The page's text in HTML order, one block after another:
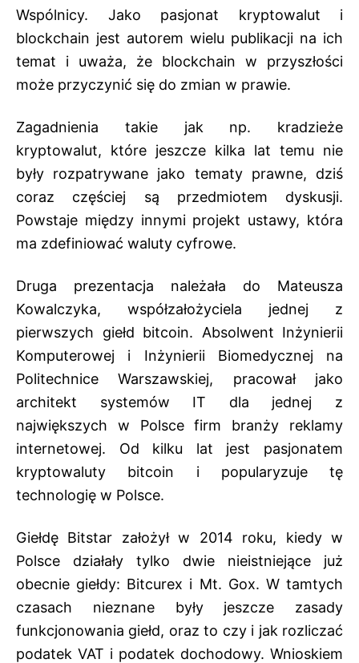
Wspólnicy. Jako pasjonat kryptowalut i
blockchain jest autorem wielu publikacji na ich
temat i uważa, że blockchain w przyszłości
może przyczynić się do zmian w prawie.
Zagadnienia takie jak np. kradzieże
kryptowalut, które jeszcze kilka lat temu nie
były rozpatrywane jako tematy prawne, dziś
coraz częściej są przedmiotem dyskusji.
Powstaje między innymi projekt ustawy, która
ma zdefiniować waluty cyfrowe.
Druga prezentacja należała do Mateusza
Kowalczyka, współzałożyciela jednej z
pierwszych giełd bitcoin. Absolwent Inżynierii
Komputerowej i Inżynierii Biomedycznej na
Politechnice Warszawskiej, pracował jako
architekt systemów IT dla jednej z
największych w Polsce firm branży reklamy
internetowej. Od kilku lat jest pasjonatem
kryptowaluty bitcoin i popularyzuje tę
technologię w Polsce.
Giełdę Bitstar założył w 2014 roku, kiedy w
Polsce działały tylko dwie nieistniejące już
obecnie giełdy: Bitcurex i Mt. Gox. W tamtych
czasach nieznane były jeszcze zasady
funkcjonowania giełd, oraz to czy i jak rozliczać
podatek VAT i podatek dochodowy. Wnioskiem